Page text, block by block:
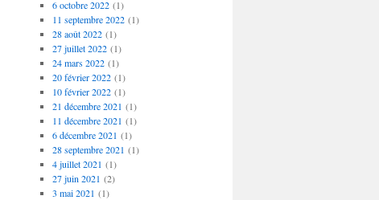
6 octobre 2022(1)
11 septembre 2022(1)
28 août 2022(1)
27 juillet 2022(1)
24 mars 2022(1)
20 février 2022(1)
10 février 2022(1)
21 décembre 2021 (1)
11 décembre 2021 (1)
6 décembre 2021 (1)
28 septembre 2021 (1)
4 juillet 2021 (1)
27 juin 2021 (2)
3 mai 2021 (1)